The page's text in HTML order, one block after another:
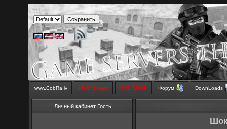
www.CobRa.lv LIVE Stream SMS SHOP Форум DownLoads
Личный кабинет Гость